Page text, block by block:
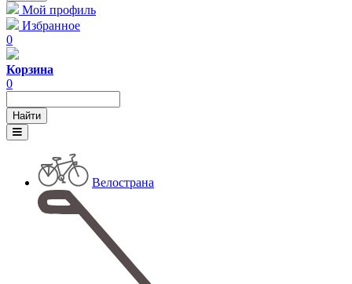
Мой профиль
Избранное
0
Корзина
0
Велострана